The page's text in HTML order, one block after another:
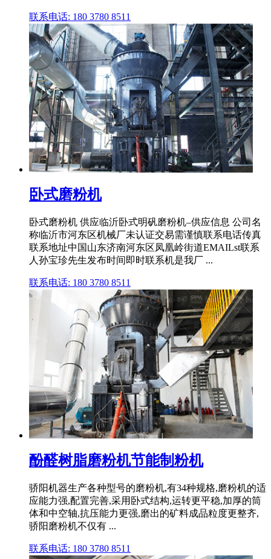
联系电话: 180 3780 8511
卧式磨粉机
卧式磨粉机 供应临沂卧式明矾磨粉机–供应信息 公司名
称临沂市河东区机械厂未认证交易需谨慎联系电话传真
联系地址中国山东济南河东区凤凰岭街道EMAILst联系
人孙宝珍先生发布时间即时联系机是我厂 ...
联系电话: 180 3780 8511
酚醛树脂磨粉机节能制粉机
骄阳机器生产各种型号的磨粉机,有34种规格,磨粉机的适
应能力强,配置完善,采用卧式结构,运转更平稳,加厚的筒
体和中空轴,抗压能力更强,磨出的矿料成品粒度更整齐,
骄阳磨粉机不仅有 ...
联系电话: 180 3780 8511